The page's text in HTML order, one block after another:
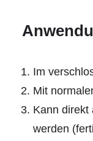
Im
Mit
Kann direkt
werden